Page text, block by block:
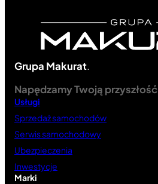
Grupa Makurat.
Napędzamy Twoją przyszłość
Usługi
Sprzedaż samochodów
Serwis samochodowy
Ubezpieczenia
Inwestycje
Marki